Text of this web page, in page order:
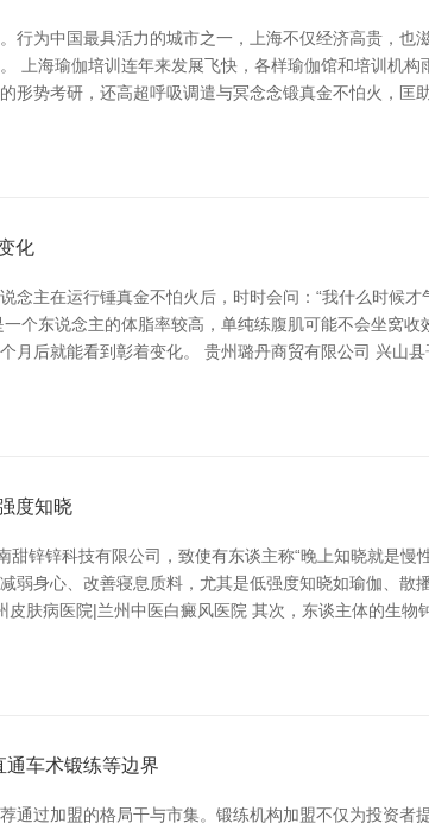
行为中国最具活力的城市之一，上海不仅经济高贵，
上海瑜伽培训连年来发展飞快，各样瑜伽馆和培训机
形势考研，还高超呼吸调遣与冥念念锻真金不怕火，匡
化
念主在运行锤真金不怕火后，时时会问：“我什么时候
个东说念主的体脂率较高，单纯练腹肌可能不会坐窝
月后就能看到彰着变化。 贵州璐丹商贸有限公司 兴山
度知晓
锌锌科技有限公司，致使有东谈主称“晚上知晓就是
弱身心、改善寝息质料，尤其是低强度知晓如瑜伽、
肤病医院|兰州中医白癜风医院 其次，东谈主体的生物
车术锻练等边界
通过加盟的格局干与市集。锻练机构加盟不仅为投资